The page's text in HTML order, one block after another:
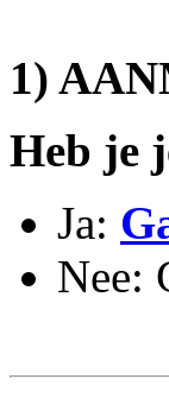
1)
Heb je
Ja:
Nee: